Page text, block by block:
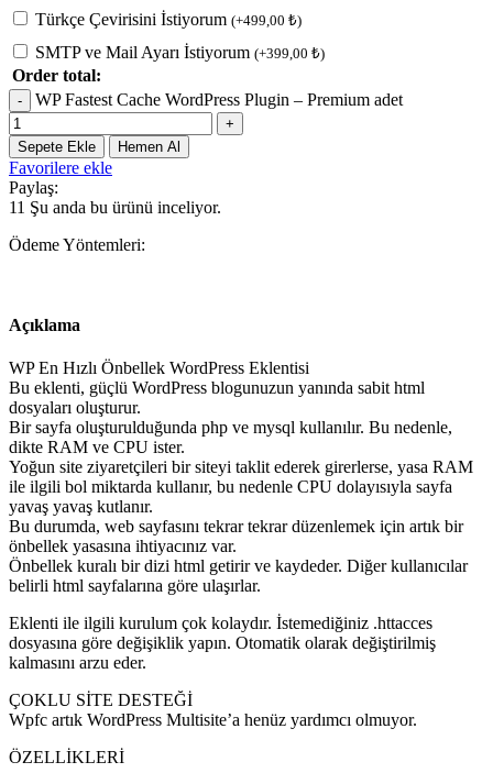
Türkçe Çevirisini İstiyorum (+499,00 ₺)
SMTP ve Mail Ayarı İstiyorum (+399,00 ₺)
Order total:
WP Fastest Cache WordPress Plugin – Premium adet
Sepete Ekle Hemen Al
Favorilere ekle
Paylaş:
11 Şu anda bu ürünü inceliyor.
Ödeme Yöntemleri:
Açıklama
WP En Hızlı Önbellek WordPress Eklentisi
Bu eklenti, güçlü WordPress blogunuzun yanında sabit html
dosyaları oluşturur.
Bir sayfa oluşturulduğunda php ve mysql kullanılır. Bu nedenle,
dikte RAM ve CPU ister.
Yoğun site ziyaretçileri bir siteyi taklit ederek girerlerse, yasa RAM
ile ilgili bol miktarda kullanır, bu nedenle CPU dolayısıyla sayfa
yavaş yavaş kutlanır.
Bu durumda, web sayfasını tekrar tekrar düzenlemek için artık bir
önbellek yasasına ihtiyacınız var.
Önbellek kuralı bir dizi html getirir ve kaydeder. Diğer kullanıcılar
belirli html sayfalarına göre ulaşırlar.
Eklenti ile ilgili kurulum çok kolaydır. İstemediğiniz .httacces
dosyasına göre değişiklik yapın. Otomatik olarak değiştirilmiş
kalmasını arzu eder.
ÇOKLU SİTE DESTEĞİ
Wpfc artık WordPress Multisite’a henüz yardımcı olmuyor.
ÖZELLİKLERİ